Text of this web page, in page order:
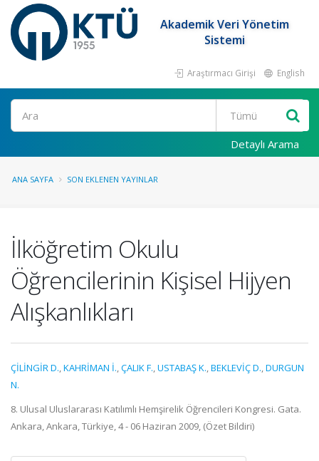
Akademik Veri Yönetim
Sistemi
Araştırmacı Girişi English
Ara
Detaylı Arama
ANA SAYFA SON EKLENEN YAYINLAR
İlköğretim Okulu
Öğrencilerinin Kişisel Hijyen
Alışkanlıkları
ÇİLİNGİR D.,KAHRİMAN İ.,ÇALIK F.,USTABAŞ K.,BEKLEVİÇ D.,DURGUN
N.
8. Ulusal Uluslararası Katılımlı Hemşirelik Öğrencileri Kongresi. Gata.
Ankara, Ankara, Türkiye, 4 - 06 Haziran 2009, (Özet Bildiri)